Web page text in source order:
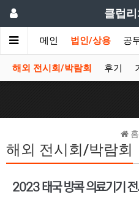
클럽리
메인 법인/상용 공
해외 전시회/박람회 후기
해외 전시회/박람회
2023 태국 방콕 의료기기